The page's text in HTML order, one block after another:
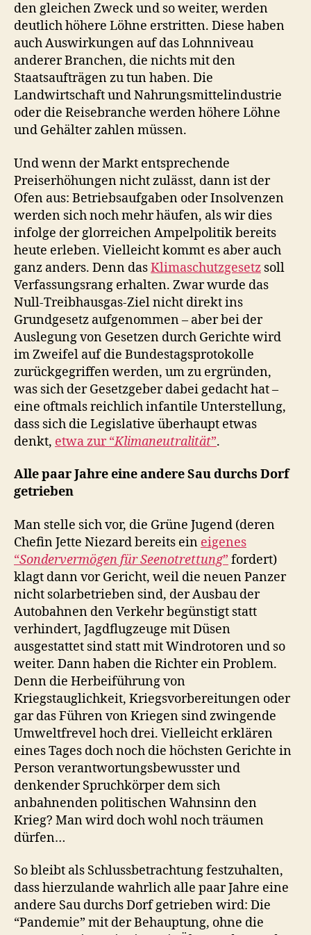
den gleichen Zweck und so weiter, werden
deutlich höhere Löhne erstritten. Diese haben
auch Auswirkungen auf das Lohnniveau
anderer Branchen, die nichts mit den
Staatsaufträgen zu tun haben. Die
Landwirtschaft und Nahrungsmittelindustrie
oder die Reisebranche werden höhere Löhne
und Gehälter zahlen müssen.
Und wenn der Markt entsprechende
Preiserhöhungen nicht zulässt, dann ist der
Ofen aus: Betriebsaufgaben oder Insolvenzen
werden sich noch mehr häufen, als wir dies
infolge der glorreichen Ampelpolitik bereits
heute erleben. Vielleicht kommt es aber auch
ganz anders. Denn dasKlimaschutzgesetz soll
Verfassungsrang erhalten. Zwar wurde das
Null-Treibhausgas-Ziel nicht direkt ins
Grundgesetz aufgenommen – aber bei der
Auslegung von Gesetzen durch Gerichte wird
im Zweifel auf die Bundestagsprotokolle
zurückgegriffen werden, um zu ergründen,
was sich der Gesetzgeber dabei gedacht hat –
eine oftmals reichlich infantile Unterstellung,
dass sich die Legislative überhaupt etwas
denkt, etwa zur “Klimaneutralität”.
Alle paar Jahre eine andere Sau durchs Dorf
getrieben
Man stelle sich vor, die Grüne Jugend (deren
Chefin Jette Niezard bereits ein eigenes
“Sondervermögen für Seenotrettung” fordert)
klagt dann vor Gericht, weil die neuen Panzer
nicht solarbetrieben sind, der Ausbau der
Autobahnen den Verkehr begünstigt statt
verhindert, Jagdflugzeuge mit Düsen
ausgestattet sind statt mit Windrotoren und so
weiter. Dann haben die Richter ein Problem.
Denn die Herbeiführung von
Kriegstauglichkeit, Kriegsvorbereitungen oder
gar das Führen von Kriegen sind zwingende
Umweltfrevel hoch drei. Vielleicht erklären
eines Tages doch noch die höchsten Gerichte in
Person verantwortungsbewusster und
denkender Spruchkörper dem sich
anbahnenden politischen Wahnsinn den
Krieg? Man wird doch wohl noch träumen
dürfen…
So bleibt als Schlussbetrachtung festzuhalten,
dass hierzulande wahrlich alle paar Jahre eine
andere Sau durchs Dorf getrieben wird: Die
“Pandemie” mit der Behauptung, ohne die